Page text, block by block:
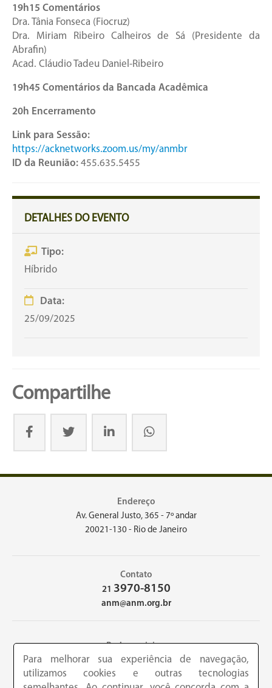
19h15 Comentários
Dra. Tânia Fonseca (Fiocruz)
Dra. Miriam Ribeiro Calheiros de Sá (Presidente da
Abrafin)
Acad. Cláudio Tadeu Daniel-Ribeiro
19h45 Comentários da Bancada Acadêmica
20h Encerramento
Link para Sessão:
https://acknetworks.zoom.us/my/anmbr
ID da Reunião: 455.635.5455
DETALHES DO EVENTO
Tipo:
Híbrido
Data:
25/09/2025
Compartilhe
Endereço
Av. General Justo, 365 - 7º andar
20021-130 - Rio de Janeiro
Contato
21 3970-8150
anm@anm.org.br
Redes sociais
Para melhorar sua experiência de navegação,
utilizamos cookies e outras tecnologias